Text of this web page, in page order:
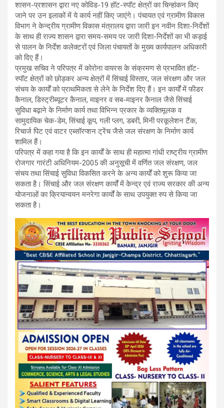
शासन-प्रशासन द्वारा नए कोविड-19 हॉट-स्पॉट क्षेत्रों का चिन्हांकन किए
जाने पर उन इलाकों में ये कार्य नहीं किए जाएंगे। पंचायत एवं ग्रामीण विकास
विभाग ने केन्द्रीय ग्रामीण विकास मंत्रालय द्वारा जारी इन नवीन दिशा-निर्देशों
के साथ ही राज्य शासन द्वारा समय-समय पर जारी दिशा-निर्देशों का भी कड़ाई
से पालन के निर्देश कलेक्टरों एवं जिला पंचायतों के मुख्य कार्यपालन अधिकारी
को दिए हैं।
प्रमुख सचिव ने परिपत्र में कोरोना वायरस के संक्रमण से प्रभावित हॉट-
स्पॉट क्षेत्रों को छोड़कर अन्य क्षेत्रों में सिंचाई विस्तार, जल संरक्षण और जल
संचय के कार्यों को प्राथमिकता से लेने के निर्देश दिए हैं। इन कार्यों में फीडर
कैनाल, डिस्ट्रीब्यूटर कैनाल, माइनर व सब-माइनर कैनाल जैसे सिंचाई
सुविधा बढ़ाने के निर्माण कार्य तथा विभिन्न प्रकार के व्यक्तिमूलक व
सामुदायिक चेक-डेम, सिंचाई कूप, गली प्लग, डबरी, मिनी परकूलेशन टैंक,
रिचार्ज पिट एवं वाटर एब्सॉरप्शन ट्रेंच जैसे जल संरक्षण के निर्माण कार्य
शामिल हैं।
परिपत्र में कहा गया है कि इन कार्यों के साथ ही महात्मा गांधी राष्ट्रीय ग्रामीण
रोजगार गारंटी अधिनियम-2005 की अनुसूची में वर्णित जल संरक्षण, जल
संचय तथा सिंचाई सुविधा विकसित करने के अन्य कार्यों को शुरू किया जा
सकता है। सिंचाई और जल संरक्षण कार्यों में केन्द्र एवं राज्य सरकार की अन्य
योजनाओं का क्रियान्वयन मनरेगा कार्यों के साथ उपयुक्त रुप से किया जा
सकता है।